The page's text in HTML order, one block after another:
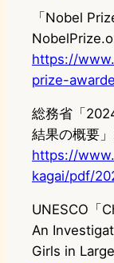
「Nobel
https://
prize-
総務省「
結果の概要
https://
kagai/pdf/
UNESCO「
An
Girls in